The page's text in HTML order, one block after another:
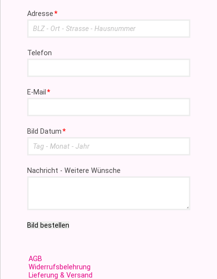
Pflichtfeld
Adresse*
Telefon
Pflichtfeld
E-Mail*
Pflichtfeld
Bild Datum*
Nachricht - Weitere Wünsche
Bild bestellen
AGB
Widerrufsbelehrung
Lieferung & Versand